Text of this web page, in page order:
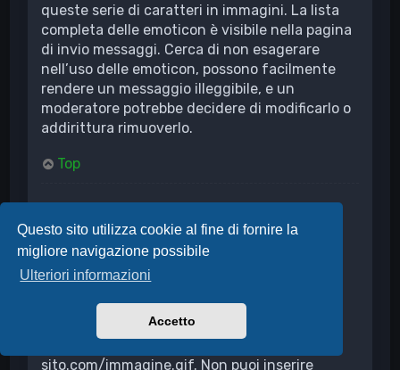
Questo sito utilizza cookie al fine di fornire la
migliore navigazione possibile
Ulteriori informazioni
Accetto
queste serie di caratteri in immagini. La lista
completa delle emoticon è visibile nella pagina
di invio messaggi. Cerca di non esagerare
nell’uso delle emoticon, possono facilmente
rendere un messaggio illeggibile, e un
moderatore potrebbe decidere di modificarlo o
addirittura rimuoverlo.
Top
Posso inserire delle immagini?
Sì, puoi inserire delle immagini nei tuoi
messaggi. Se l’amministratore permette gli
allegati è possibile caricare delle immagini
direttamente sulla Board; in alternativa devi
creare un collegamento a un’immagine
ospitata su un server di pubblico accesso, ad
sito.com/immagine.gif. Non puoi inserire